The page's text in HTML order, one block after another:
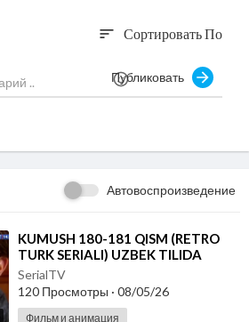
sort Сортировать По
Публиковать
Автовоспроизведение
⁣KUMUSH 180-181 QISM (RETRO
TURK SERIALI) UZBEK TILIDA
SerialTV
120 Просмотры · 08/05/26
Фильм и анимация